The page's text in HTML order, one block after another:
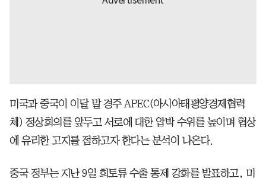
미국과 중국이 이달 말 경주 APEC(아시아태평양경제협력
체) 정상회의를 앞두고 서로에 대한 압박 수위를 높이며 협상
에 유리한 고지를 점하고자 한다는 분석이 나온다.
중국 정부는 지난 9일 희토류 수출 통제 강화를 발표하고, 미